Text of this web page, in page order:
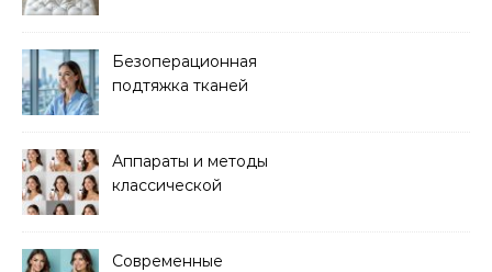
Безоперационная
подтяжка тканей
Аппараты и методы
классической
Современные